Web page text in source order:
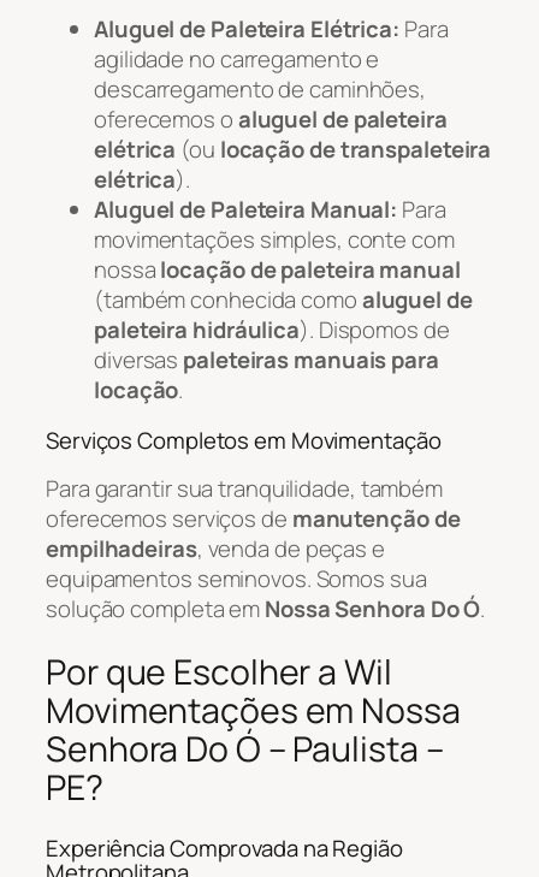
Aluguel de Paleteira Elétrica: Para
agilidade no carregamento e
descarregamento de caminhões,
oferecemos oaluguel de paleteira
elétrica (ou locação de transpaleteira
elétrica).
Aluguel de Paleteira Manual: Para
movimentações simples, conte com
nossalocação de paleteira manual
(também conhecida comoaluguel de
paleteira hidráulica). Dispomos de
diversas paleteiras manuais para
locação.
Serviços Completos em Movimentação
Para garantir sua tranquilidade, também
oferecemos serviços de manutenção de
empilhadeiras, venda de peças e
equipamentos seminovos. Somos sua
solução completa emNossa Senhora Do Ó.
Por que Escolher a Wil
Movimentações em Nossa
Senhora Do Ó – Paulista –
PE?
Experiência Comprovada na Região